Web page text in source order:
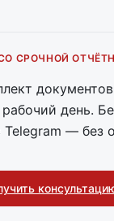
СРОЧНОЙ
день.
Telegram — без